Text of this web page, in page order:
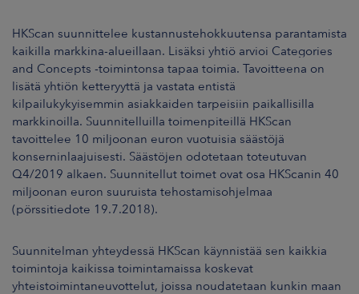
UUTISHUONE
HKScan suunnittelee kustannustehokkuutensa parantamista
kaikilla markkina-alueillaan. Lisäksi yhtiö arvioi Categories
and Concepts -toimintonsa tapaa toimia. Tavoitteena on
lisätä yhtiön ketteryyttä ja vastata entistä
kilpailukykyisemmin asiakkaiden tarpeisiin paikallisilla
markkinoilla. Suunnitelluilla toimenpiteillä HKScan
tavoittelee 10 miljoonan euron vuotuisia säästöjä
konserninlaajuisesti. Säästöjen odotetaan toteutuvan
Q4/2019 alkaen. Suunnitellut toimet ovat osa HKScanin 40
miljoonan euron suuruista tehostamisohjelmaa
(pörssitiedote 19.7.2018).
Suunnitelman yhteydessä HKScan käynnistää sen kaikkia
toimintoja kaikissa toimintamaissa koskevat
yhteistoimintaneuvottelut, joissa noudatetaan kunkin maan